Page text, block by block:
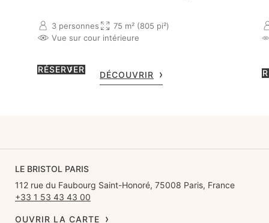
3 personnes
75 m² (805 pi²)
Vue sur cour intérieure
RÉSERVER
DÉCOUVRIR
LE BRISTOL PARIS
112 rue du Faubourg Saint-Honoré, 75008 Paris, France
+33 1 53 43 43 00
OUVRIR LA CARTE